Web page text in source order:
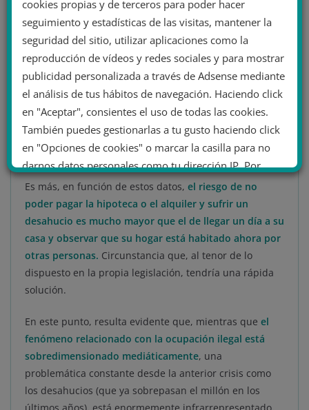
producir en perjuicio de las familias trabajadoras,
esto
ocurre en un porcentaje ínfimo
Y que, los casos de
usurpación, en paralelo aumento al número de
desahucios,
se explica por la cantidad de personas con
dificultades de acceso a una vivienda
2.000 casos anuales aproximadamente
corresponderían a usurpaciones de viviendas
particulares (es decir, un 30% y siempre en estado de
desuso y/o abandono, tal y como marca la legislación).
Es más, en función de estos datos, el riesgo de no
poder pagar la hipoteca o el alquiler y sufrir un
desahucio es mucho mayor que el de llegar un día a su
casa y observar que su hogar está habitado ahora por
otras personas. Circunstancia que, al tenor de lo
dispuesto en la propia legislación, tendría una rápida
solución.
En este punto, resulta evidente que, mientras que el
fenómeno relacionado con la ocupación ilegal está
sobredimensionado mediáticamente, una
problemática constante desde la anterior crisis como
los desahucios (que ya sobrepasan el millón en los
cookies propias y de terceros para poder hacer
seguimiento y estadísticas de las visitas, mantener la
seguridad del sitio, utilizar aplicaciones como la
reproducción de vídeos y redes sociales y para mostrar
publicidad personalizada a través de Adsense mediante
el análisis de tus hábitos de navegación. Haciendo click
en "Aceptar", consientes el uso de todas las cookies.
También puedes gestionarlas a tu gusto haciendo click
en "Opciones de cookies" o marcar la casilla para no
darnos datos personales como tu dirección IP. Por
último, puedes leer nuestra Política de cookies.
No dar mi información personal
Opciones de cookies Aceptar cookies